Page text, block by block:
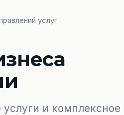
услуг
и комплексное